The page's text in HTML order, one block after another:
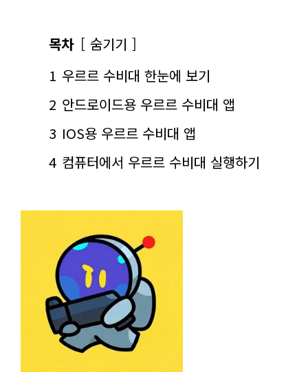
목차
숨기기
1 우르르 수비대 한눈에 보기
2 안드로이드용 우르르 수비대 앱
3 IOS용 우르르 수비대 앱
4 컴퓨터에서 우르르 수비대 실행하기